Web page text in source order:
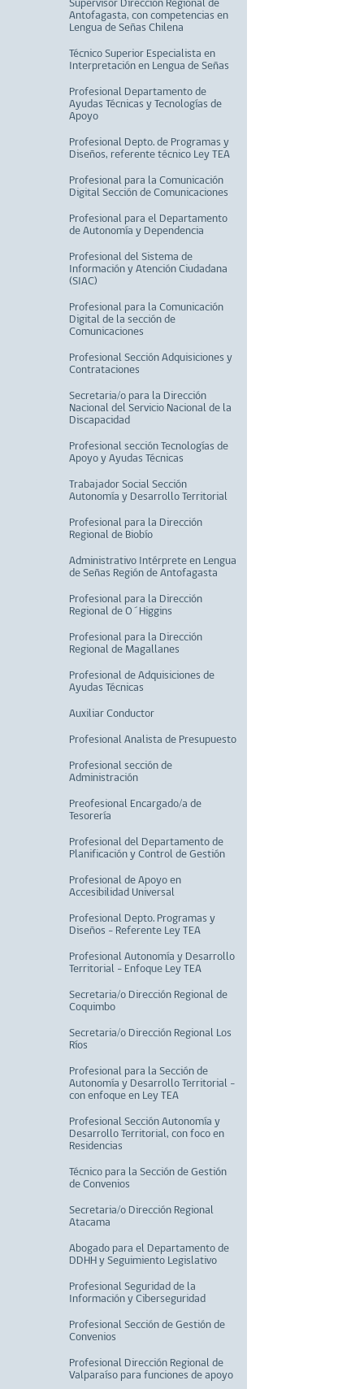
Supervisor Dirección Regional de
Antofagasta, con competencias en
Lengua de Señas Chilena
Técnico Superior Especialista en
Interpretación en Lengua de Señas
Profesional Departamento de
Ayudas Técnicas y Tecnologías de
Apoyo
Profesional Depto. de Programas y
Diseños, referente técnico Ley TEA
Profesional para la Comunicación
Digital Sección de Comunicaciones
Profesional para el Departamento
de Autonomía y Dependencia
Profesional del Sistema de
Información y Atención Ciudadana
(SIAC)
Profesional para la Comunicación
Digital de la sección de
Comunicaciones
Profesional Sección Adquisiciones y
Contrataciones
Secretaria/o para la Dirección
Nacional del Servicio Nacional de la
Discapacidad
Profesional sección Tecnologías de
Apoyo y Ayudas Técnicas
Trabajador Social Sección
Autonomía y Desarrollo Territorial
Profesional para la Dirección
Regional de Biobío
Administrativo Intérprete en Lengua
de Señas Región de Antofagasta
Profesional para la Dirección
Regional de O´Higgins
Profesional para la Dirección
Regional de Magallanes
Profesional de Adquisiciones de
Ayudas Técnicas
Auxiliar Conductor
Profesional Analista de Presupuesto
Profesional sección de
Administración
Preofesional Encargado/a de
Tesorería
Profesional del Departamento de
Planificación y Control de Gestión
Profesional de Apoyo en
Accesibilidad Universal
Profesional Depto. Programas y
Diseños - Referente Ley TEA
Profesional Autonomía y Desarrollo
Territorial - Enfoque Ley TEA
Secretaria/o Dirección Regional de
Coquimbo
Secretaria/o Dirección Regional Los
Ríos
Profesional para la Sección de
Autonomía y Desarrollo Territorial –
con enfoque en Ley TEA
Profesional Sección Autonomía y
Desarrollo Territorial, con foco en
Residencias
Técnico para la Sección de Gestión
de Convenios
Secretaria/o Dirección Regional
Atacama
Abogado para el Departamento de
DDHH y Seguimiento Legislativo
Profesional Seguridad de la
Información y Ciberseguridad
Profesional Sección de Gestión de
Convenios
Profesional Dirección Regional de
Valparaíso para funciones de apoyo